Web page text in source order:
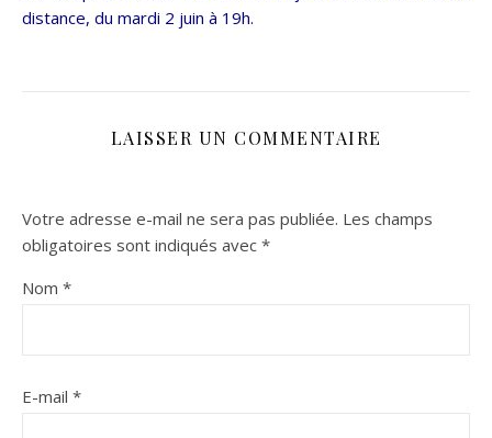
distance, du mardi 2 juin à 19h.
LAISSER UN COMMENTAIRE
Votre adresse e-mail ne sera pas publiée. Les champs
obligatoires sont indiqués avec *
Nom *
E-mail *